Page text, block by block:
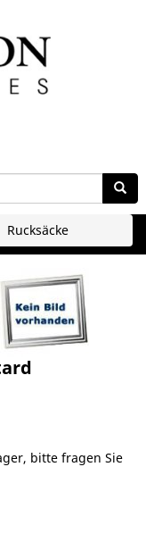
Rucksäcke
bitte fragen Sie